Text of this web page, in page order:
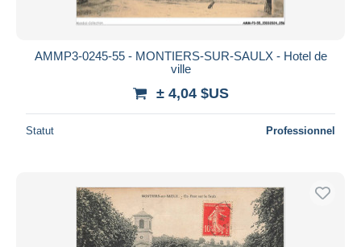
AMMP3-0245-55 - MONTIERS-SUR-SAULX - Hotel de
ville
± 4,04 $US
Statut Professionnel